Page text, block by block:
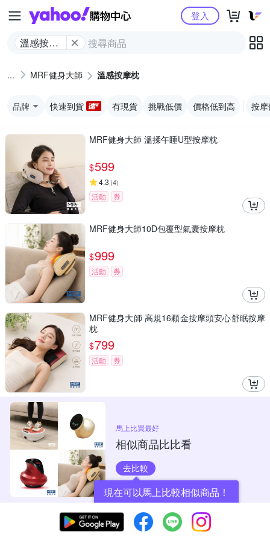
Yahoo購物中心
溫感按摩
登入
MRF健身大師 溫感按摩枕
品牌 快速到貨 有現貨 挑戰低價 價格低到高 按
MRF健身大師 溫揉午睡U型按摩枕
$599
4.3 (4)
活動 券
MRF健身大師10D包覆型氣囊按摩枕
$999
活動 券
MRF健身大師 高規16顆金按摩頭安心舒眠按摩
枕
$799
活動 券
馬上比買最好
相似商品比比看
去比較
現在可以馬上比較相似商品！